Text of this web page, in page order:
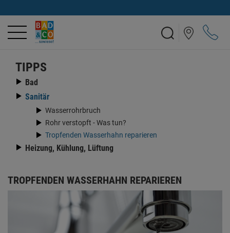
TIPPS
Bad
Sanitär
Wasserrohrbruch
Rohr verstopft - Was tun?
Tropfenden Wasserhahn reparieren
Heizung, Kühlung, Lüftung
TROPFENDEN WASSERHAHN REPARIEREN